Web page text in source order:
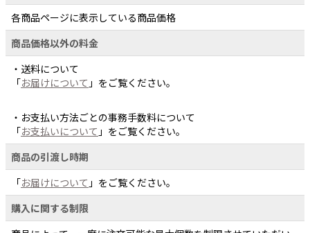
各商品ページに表示している商品価格
商品価格以外の料金
・送料について
「お届けについて 」をご覧ください。
・お支払い方法ごとの事務手数料について
「お支払いについて 」をご覧ください。
商品の引渡し時期
「お届けについて 」をご覧ください。
購入に関する制限